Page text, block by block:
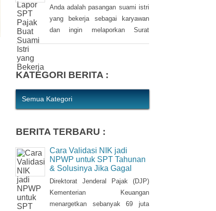
(SPT) Tahunan Pajak Penghasilan
(PPh) dengan aturan main yang
berbeda, salah satunya mengenai
Anda adalah pasangan suami istri
yang bekerja sebagai karyawan
dan ingin melaporkan Surat
bisa Anda lakukan. Saat
di Jakarta, Rabu (30/3/2016),
Kepala Kantor Pelayanan Pajak
Dwi Astuti memberikan
suami atau istri
KATEGORI BERITA :
Semua Kategori
BERITA TERBARU :
Cara Validasi NIK jadi
NPWP untuk SPT Tahunan
& Solusinya Jika Gagal
Direktorat Jenderal Pajak (DJP)
Kementerian Keuangan
menargetkan sebanyak 69 juta